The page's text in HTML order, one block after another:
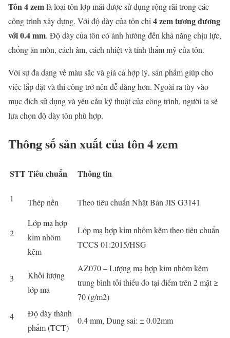
Tôn 4 zemlà loại tôn lợp mái được sử dụng rộng rãi trong các
công trình xây dựng. Với độ dày của tôn chỉ4 zem tương đương
với 0.4 mm. Độ dày của tôn có ảnh hướng đến khả năng chịu lực,
chống ăn mòn, cách âm, cách nhiệt và tính thẩm mỹ của tôn.
Với sự đa dạng về màu sắc và giá cả hợp lý, sản phẩm giúp cho
việc lắp đặt và thi công trở nên dễ dàng hơn. Ngoài ra tùy vào
mục đích sử dụng và yêu cầu kỹ thuật của công trình, người ta sẽ
lựa chọn độ dày tôn phù hợp.
Thông số sản xuất của tôn 4 zem
STTTiêu chuẩn Thông tin
1 Thép nền Theo tiêu chuẩn Nhật Bản JIS G3141
2
Lớp mạ hợp
kim nhôm
kẽm
Lớp mạ hợp kim nhôm kẽm theo tiêu chuẩn
TCCS 01:2015/HSG
3
Khối lượng
lớp mạ
AZ070 – Lượng mạ hợp kim nhôm kẽm
trung bình tối thiểu đo tại điểm trên 2 mặt ≥
70 (g/m2)
4
Độ dày thành
phẩm (TCT)
0.4 mm, Dung sai: ± 0.02mm